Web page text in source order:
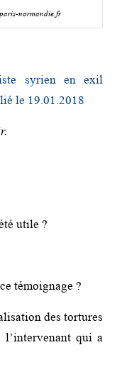
normandie.fr
syrien en exil
le 19.01.2018
utile ?
témoignage ?
des tortures
qui a